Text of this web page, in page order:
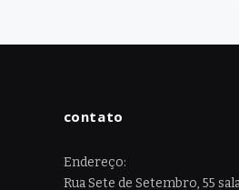
contato
Endereço:
Rua Sete de Setembro, 55